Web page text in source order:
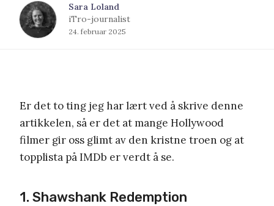
Sara Loland
iTro-journalist
24. februar 2025
Er det to ting jeg har lært ved å skrive denne
artikkelen, så er det at mange Hollywood
filmer gir oss glimt av den kristne troen og at
topplista på IMDb er verdt å se.
1. Shawshank Redemption